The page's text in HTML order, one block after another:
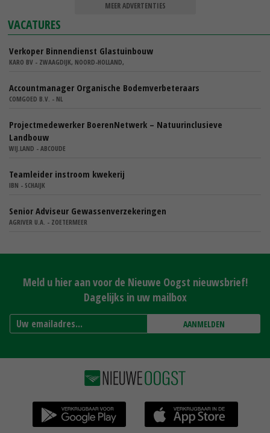
MEER ADVERTENTIES
VACATURES
Verkoper Binnendienst Glastuinbouw
KARO BV - ZWAAGDIJK, NOORD-HOLLAND,
Accountmanager Organische Bodemverbeteraars
COMGOED B.V. - NL
Projectmedewerker BoerenNetwerk – Natuurinclusieve
Landbouw
WIJ.LAND - ABCOUDE
Teamleider instroom kwekerij
IBN - SCHAIJK
Senior Adviseur Gewassenverzekeringen
AGRIVER U.A. - ZOETERMEER
Meld u hier aan voor de Nieuwe Oogst nieuwsbrief!
Dagelijks in uw mailbox
AANMELDEN